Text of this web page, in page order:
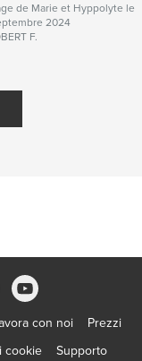
de Marie et Hyppolyte le
2024
F.
con noi
Prezzi
cookie Supporto